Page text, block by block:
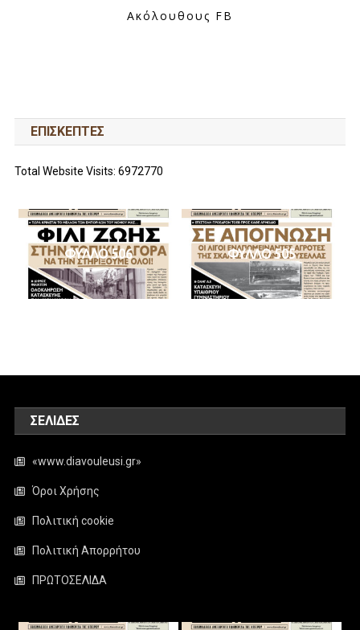
Ακόλουθους FB
ΕΠΙΣΚΕΠΤΕΣ
Total Website Visits: 6972770
ΦΥΛΛΟ 506 ΦΥΛΛΟ 505
ΣΕΛΊΔΕΣ
«www.diavouleusi.gr»
Όροι Χρήσης
Πολιτική cookie
Πολιτική Απορρήτου
ΠΡΩΤΟΣΕΛΙΔΑ